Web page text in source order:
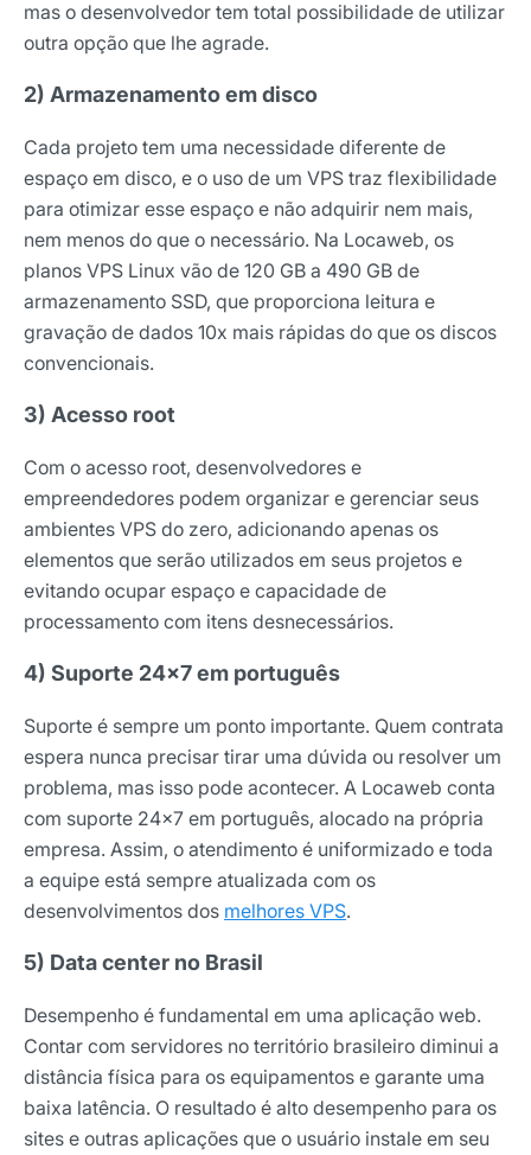
mas o desenvolvedor tem total possibilidade de utilizar
outra opção que lhe agrade.
2) Armazenamento em disco
Cada projeto tem uma necessidade diferente de
espaço em disco, e o uso de um VPS traz flexibilidade
para otimizar esse espaço e não adquirir nem mais,
nem menos do que o necessário. Na Locaweb, os
planos VPS Linux vão de 120 GB a 490 GB de
armazenamento SSD, que proporciona leitura e
gravação de dados 10x mais rápidas do que os discos
convencionais.
3) Acesso root
Com o acesso root, desenvolvedores e
empreendedores podem organizar e gerenciar seus
ambientes VPS do zero, adicionando apenas os
elementos que serão utilizados em seus projetos e
evitando ocupar espaço e capacidade de
processamento com itens desnecessários.
4) Suporte 24×7 em português
Suporte é sempre um ponto importante. Quem contrata
espera nunca precisar tirar uma dúvida ou resolver um
problema, mas isso pode acontecer. A Locaweb conta
com suporte 24×7 em português, alocado na própria
empresa. Assim, o atendimento é uniformizado e toda
a equipe está sempre atualizada com os
desenvolvimentos dos melhores VPS.
5) Data center no Brasil
Desempenho é fundamental em uma aplicação web.
Contar com servidores no território brasileiro diminui a
distância física para os equipamentos e garante uma
baixa latência. O resultado é alto desempenho para os
sites e outras aplicações que o usuário instale em seu
Tendências e materiais exclusivos do mercado
Nome
E-mail
Selecione sua área de atuação
*Ao assinar nossa newsletter, você concorda em receber
nossas comunicações e está de acordo com as nossas
Políticas de Privacidade
Assinar newsletter